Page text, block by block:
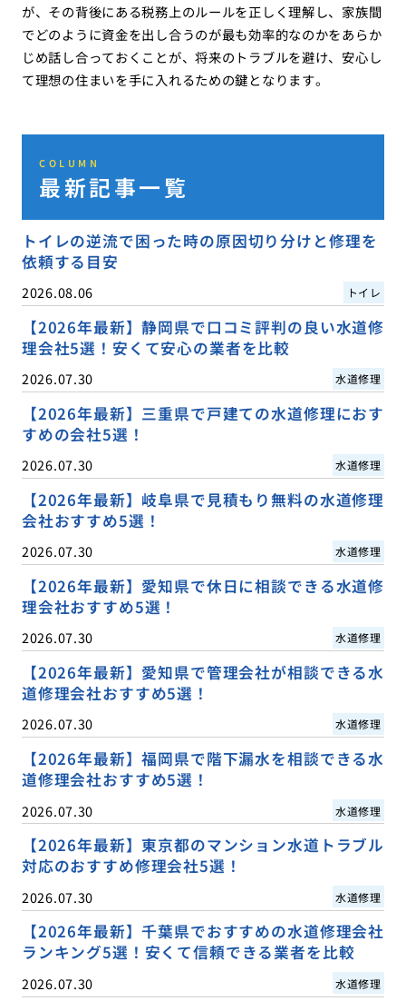
が、その背後にある税務上のルールを正しく理解し、家族間
でどのように資金を出し合うのが最も効率的なのかをあらか
じめ話し合っておくことが、将来のトラブルを避け、安心し
て理想の住まいを手に入れるための鍵となります。
COLUMN
最新記事一覧
トイレの逆流で困った時の原因切り分けと修理を
依頼する目安
2026.08.06 トイレ
【2026年最新】静岡県で口コミ評判の良い水道修
理会社5選！安くて安心の業者を比較
2026.07.30 水道修理
【2026年最新】三重県で戸建ての水道修理におす
すめの会社5選！
2026.07.30 水道修理
【2026年最新】岐阜県で見積もり無料の水道修理
会社おすすめ5選！
2026.07.30 水道修理
【2026年最新】愛知県で休日に相談できる水道修
理会社おすすめ5選！
2026.07.30 水道修理
【2026年最新】愛知県で管理会社が相談できる水
道修理会社おすすめ5選！
2026.07.30 水道修理
【2026年最新】福岡県で階下漏水を相談できる水
道修理会社おすすめ5選！
2026.07.30 水道修理
【2026年最新】東京都のマンション水道トラブル
対応のおすすめ修理会社5選！
2026.07.30 水道修理
【2026年最新】千葉県でおすすめの水道修理会社
ランキング5選！安くて信頼できる業者を比較
2026.07.30 水道修理